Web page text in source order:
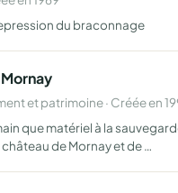
du braconnage
et patrimoine · Créée en
que matériel à la
de Mornay et de …